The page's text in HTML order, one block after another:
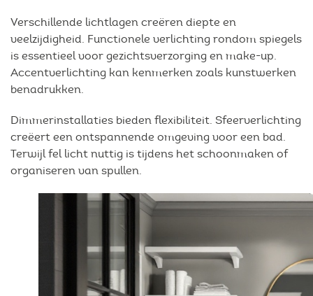
Verschillende lichtlagen creëren diepte en
veelzijdigheid. Functionele verlichting rondom spiegels
is essentieel voor gezichtsverzorging en make-up.
Accentverlichting kan kenmerken zoals kunstwerken
benadrukken.
Dimmerinstallaties bieden flexibiliteit. Sfeerverlichting
creëert een ontspannende omgeving voor een bad.
Terwijl fel licht nuttig is tijdens het schoonmaken of
organiseren van spullen.